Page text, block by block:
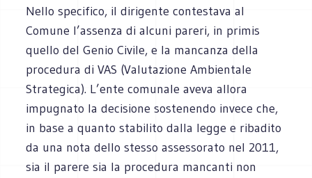
Nello specifico, il dirigente contestava al
Comune l’assenza di alcuni pareri, in primis
quello del Genio Civile, e la mancanza della
procedura di VAS (Valutazione Ambientale
Strategica). L’ente comunale aveva allora
impugnato la decisione sostenendo invece che,
in base a quanto stabilito dalla legge e ribadito
da una nota dello stesso assessorato nel 2011,
sia il parere sia la procedura mancanti non